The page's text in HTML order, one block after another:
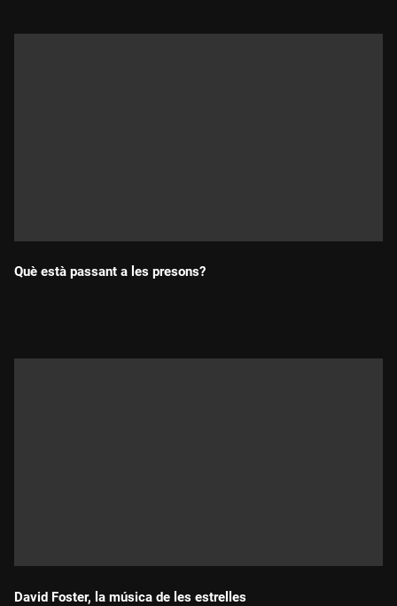
Què està passant a les presons?
David Foster, la música de les estrelles